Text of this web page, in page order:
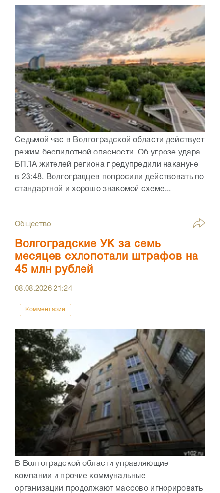
Седьмой час в Волгоградской области действует
режим беспилотной опасности. Об угрозе удара
БПЛА жителей региона предупредили накануне
в 23:48. Волгоградцев попросили действовать по
стандартной и хорошо знакомой схеме...
Общество
Волгоградские УК за семь
месяцев схлопотали штрафов на
45 млн рублей
08.08.202621:24
Комментарии
В Волгоградской области управляющие
компании и прочие коммунальные
организации продолжают массово игнорировать